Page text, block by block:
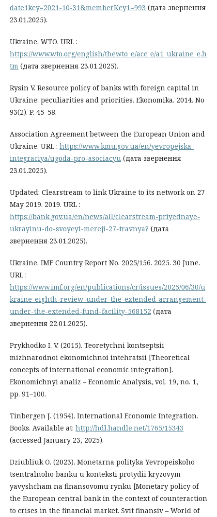
date1key=2021-10-31&memberKey1=993 (дата звернення
23.01.2025).
Ukraine. WTO. URL :
https://www.wto.org/english/thewto_e/acc_e/a1_ukraine_e.h
tm (дата звернення 23.01.2025).
Rysin V. Resource policy of banks with foreign capital in
Ukraine: peculiarities and priorities. Ekonomika. 2014. No
93(2). P. 45–58.
Association Agreement between the European Union and
Ukraine. URL : https://www.kmu.gov.ua/en/yevropejska-
integraciya/ugoda-pro-asociacyu (дата звернення
23.01.2025).
Updated: Clearstream to link Ukraine to its network on 27
May 2019. 2019. URL :
https://bank.gov.ua/en/news/all/clearstream-priyednaye-
ukrayinu-do-svoyeyi-mereji-27-travnya? (дата
звернення 23.01.2025).
Ukraine. IMF Country Report No. 2025/156. 2025. 30 June.
URL :
https://www.imf.org/en/publications/cr/issues/2025/06/30/u
kraine-eighth-review-under-the-extended-arrangement-
under-the-extended-fund-facility-568152 (дата
звернення 22.01.2025).
Prykhodko I. V. (2015). Teoretychni kontseptsii
mizhnarodnoi ekonomichnoi intehratsii [Theoretical
concepts of international economic integration].
Ekonomichnyi analiz – Economic Analysis, vol. 19, no. 1,
pp. 91–100.
Tinbergen J. (1954). International Economic Integration.
Books. Available at: http://hdl.handle.net/1765/15343
(accessed January 23, 2025).
Dziubliuk O. (2023). Monetarna polityka Yevropeiskoho
tsentralnoho banku u konteksti protydii kryzovym
yavyshcham na finansovomu rynku [Monetary policy of
the European central bank in the context of counteraction
to crises in the financial market. Svit finansiv – World of